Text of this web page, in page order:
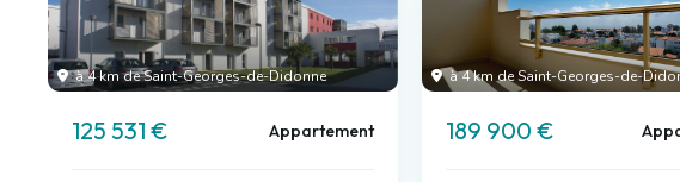
à 4 km de Saint-Georges-de-Didonne
125 531 € Appartement
à 4 km de Saint-Georges-de-
189 900 €